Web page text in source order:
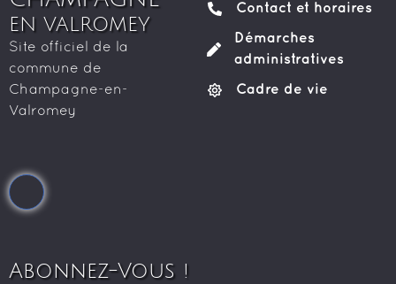
EN VALROMEY
Site officiel de la
commune de
Champagne-en-
Valromey
Contact et horaires
Démarches
administratives
Cadre de vie
Abonnez-Vous !